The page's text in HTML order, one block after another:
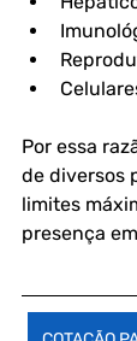
Por essa
de diversos
limites
presença